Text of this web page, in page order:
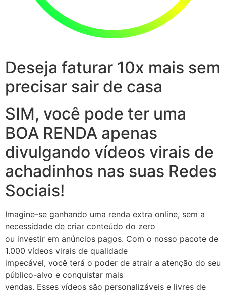
Deseja faturar 10x mais sem
precisar sair de casa
SIM, você pode ter uma
BOA RENDA apenas
divulgando vídeos virais de
achadinhos nas suas Redes
Sociais!
Imagine-se ganhando uma renda extra online, sem a
necessidade de criar conteúdo do zero
ou investir em anúncios pagos. Com o nosso pacote de
1.000 vídeos virais de qualidade
impecável, você terá o poder de atrair a atenção do seu
público-alvo e conquistar mais
vendas. Esses vídeos são personalizáveis e livres de